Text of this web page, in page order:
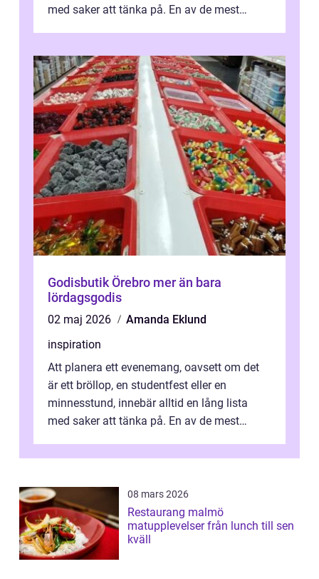
med saker att tänka på. En av de mest
Godisbutik Örebro mer än bara
lördagsgodis
02 maj 2026
Amanda Eklund
inspiration
Att planera ett evenemang, oavsett om det
är ett bröllop, en studentfest eller en
minnesstund, innebär alltid en lång lista
med saker att tänka på. En av de mest
08 mars 2026
Restaurang malmö
matupplevelser från lunch till sen
kväll